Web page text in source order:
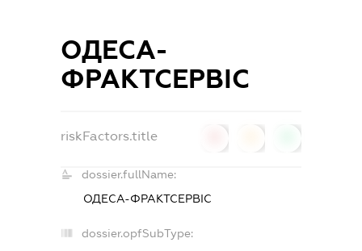
ОДЕСА-
ФРАКТСЕРВІС
riskFactors.title
dossier.fullName:
ОДЕСА-ФРАКТСЕРВІС
dossier.opfSubType: